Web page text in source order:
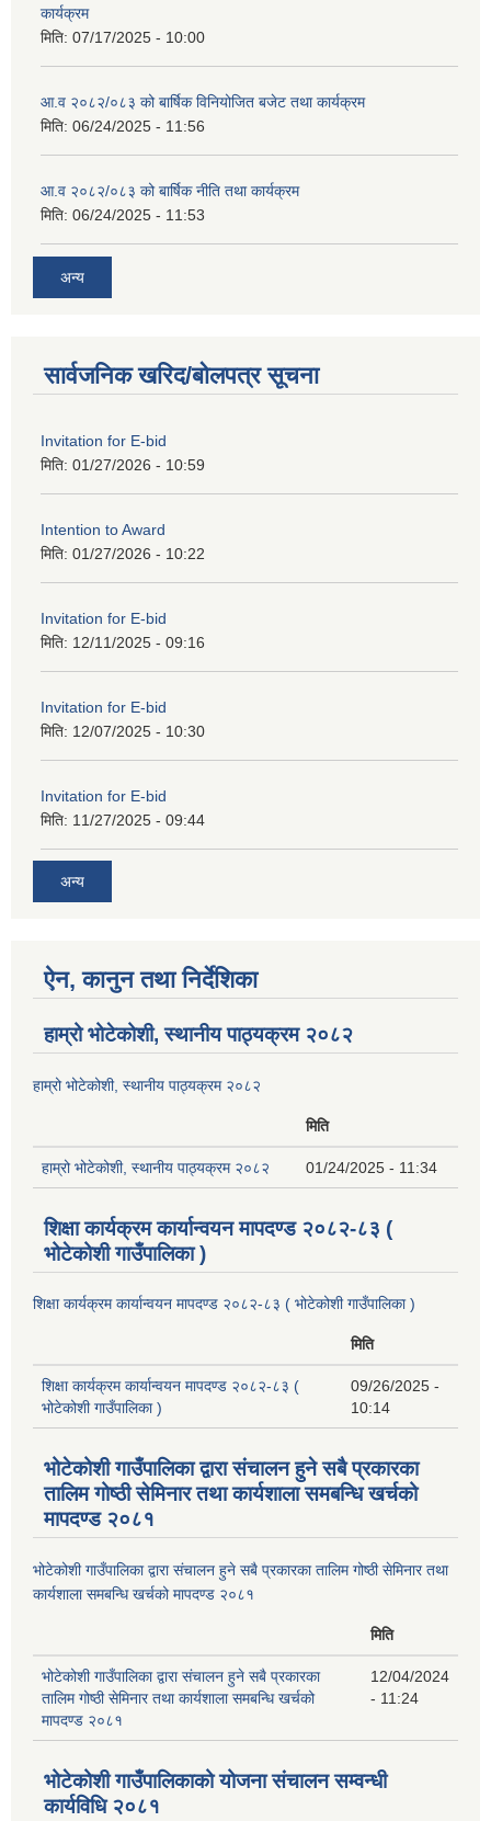
कार्यक्रम
मिति: 07/17/2025 - 10:00
आ.व २०८२/०८३ को बार्षिक विनियोजित बजेट तथा कार्यक्रम
मिति: 06/24/2025 - 11:56
आ.व २०८२/०८३ को बार्षिक नीति तथा कार्यक्रम
मिति: 06/24/2025 - 11:53
अन्य
सार्वजनिक खरिद/बोलपत्र सूचना
Invitation for E-bid
मिति: 01/27/2026 - 10:59
Intention to Award
मिति: 01/27/2026 - 10:22
Invitation for E-bid
मिति: 12/11/2025 - 09:16
Invitation for E-bid
मिति: 12/07/2025 - 10:30
Invitation for E-bid
मिति: 11/27/2025 - 09:44
अन्य
ऐन, कानुन तथा निर्देशिका
हाम्रो भोटेकोशी, स्थानीय पाठ्यक्रम २०८२
हाम्रो भोटेकोशी, स्थानीय पाठ्यक्रम २०८२
मिति
हाम्रो भोटेकोशी, स्थानीय पाठ्यक्रम २०८२ 01/24/2025 - 11:34
शिक्षा कार्यक्रम कार्यान्वयन मापदण्ड २०८२-८३ (
भोटेकोशी गाउँपालिका )
शिक्षा कार्यक्रम कार्यान्वयन मापदण्ड २०८२-८३ ( भोटेकोशी गाउँपालिका )
मिति
शिक्षा कार्यक्रम कार्यान्वयन मापदण्ड २०८२-८३ (
भोटेकोशी गाउँपालिका )
09/26/2025 -
10:14
भोटेकोशी गाउँपालिका द्वारा संचालन हुने सबै प्रकारका
तालिम गोष्ठी सेमिनार तथा कार्यशाला समबन्धि खर्चको
मापदण्ड २०८१
भोटेकोशी गाउँपालिका द्वारा संचालन हुने सबै प्रकारका तालिम गोष्ठी सेमिनार तथा
कार्यशाला समबन्धि खर्चको मापदण्ड २०८१
मिति
भोटेकोशी गाउँपालिका द्वारा संचालन हुने सबै प्रकारका
तालिम गोष्ठी सेमिनार तथा कार्यशाला समबन्धि खर्चको
मापदण्ड २०८१
12/04/2024
- 11:24
भोटेकोशी गाउँपालिकाको योजना संचालन सम्वन्धी
कार्यविधि २०८१